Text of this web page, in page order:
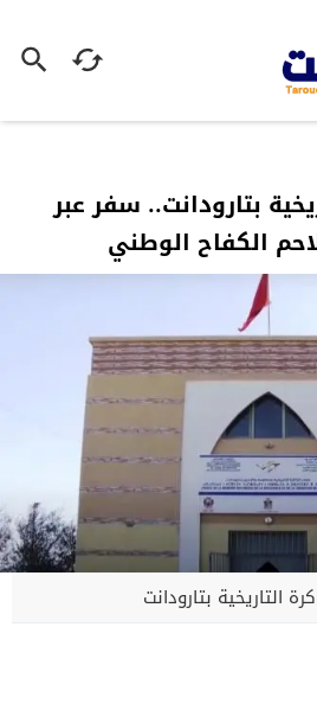
بتارودانت.. سفر عبر
الكفاح الوطني
التاريخية بتارودانت